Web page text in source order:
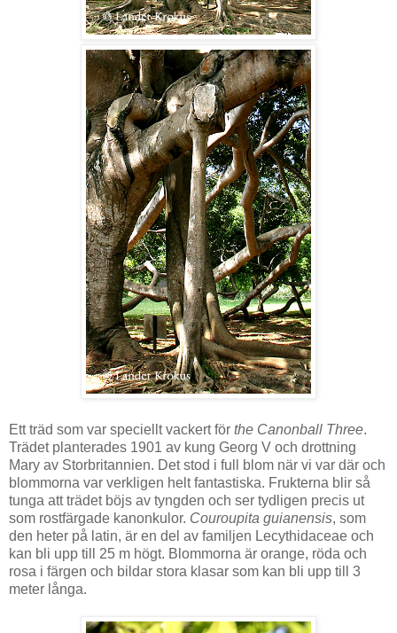
Ett träd som var speciellt vackert för the Canonball Three.
Trädet planterades 1901 av kung Georg V och drottning
Mary av Storbritannien. Det stod i full blom när vi var där och
blommorna var verkligen helt fantastiska. Frukterna blir så
tunga att trädet böjs av tyngden och ser tydligen precis ut
som rostfärgade kanonkulor. Couroupita guianensis, som
den heter på latin, är en del av familjen Lecythidaceae och
kan bli upp till 25 m högt. B lommorna är orange, röda och
rosa i färgen och bildar stora klasar som kan bli upp till
3
meter långa.